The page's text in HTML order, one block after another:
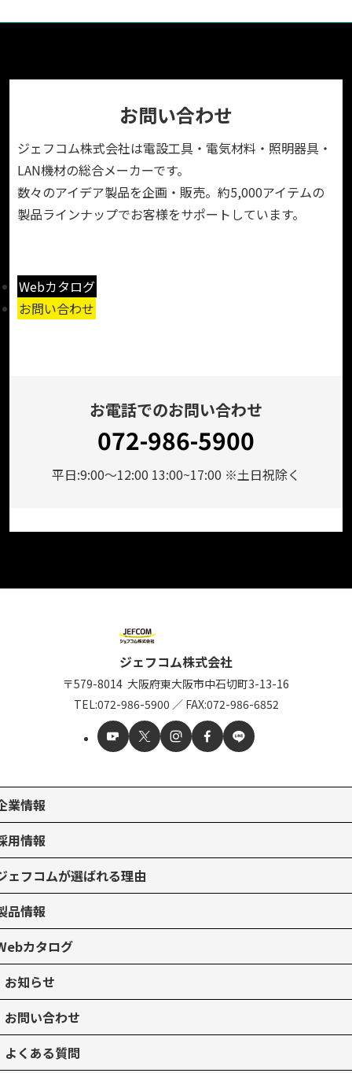
お問い合わせ
ジェフコム株式会社は電設工具・電気材料・照明器具・
LAN機材の総合メーカーです。
数々のアイデア製品を企画・販売。約5,000アイテムの
製品ラインナップでお客様をサポートしています。
Webカタログ
お問い合わせ
お電話でのお問い合わせ
072-986-5900
平日:9:00～12:00 13:00~17:00 ※土日祝除く
ジェフコム株式会社
〒579-8014 大阪府東大阪市中石切町3-13-16
TEL:072-986-5900 ／ FAX:072-986-6852
業情報
用情報
ェフコムが選ばれる理由
品情報
カタログ
お知らせ
お問い合わせ
よくある質問